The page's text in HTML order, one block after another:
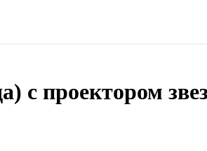
с проектором